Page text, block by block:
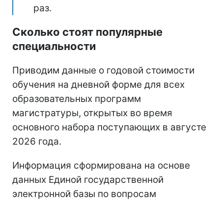
раз.
Сколько стоят популярные
специальности
Приводим данные о годовой стоимости
обучения на дневной форме для всех
образовательных программ
магистратуры, открытых во время
основного набора поступающих в августе
2026 года.
Информация сформирована на основе
данных Единой государственной
электронной базы по вопросам